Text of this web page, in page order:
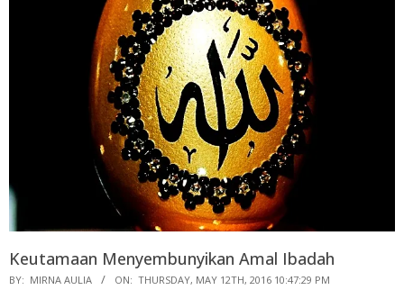
Keutamaan Menyembunyikan Amal Ibadah
2016-
BY: MIRNA AULIA ON: THURSDAY, MAY 12TH, 2016 10:47:29 PM